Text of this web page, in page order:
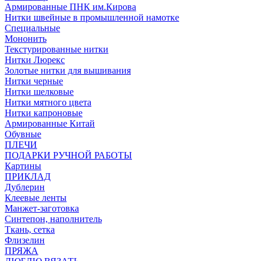
Армированные ПНК им.Кирова
Нитки швейные в промышленной намотке
Специальные
Мононить
Текстурированные нитки
Нитки Люрекс
Золотые нитки для вышивания
Нитки черные
Нитки шелковые
Нитки мятного цвета
Нитки капроновые
Армированные Китай
Обувные
ПЛЕЧИ
ПОДАРКИ РУЧНОЙ РАБОТЫ
Картины
ПРИКЛАД
Дублерин
Клеевые ленты
Манжет-заготовка
Синтепон, наполнитель
Ткань, сетка
Флизелин
ПРЯЖА